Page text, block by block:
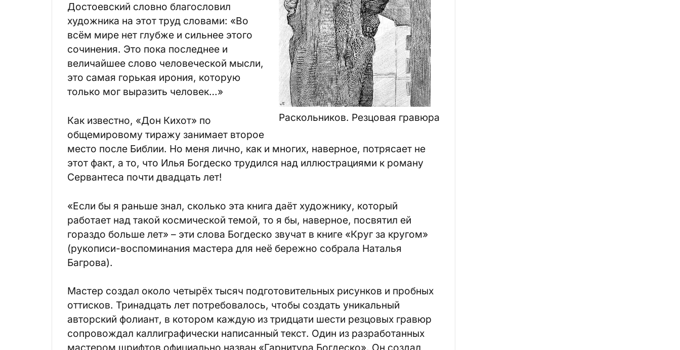
Раскольников. Резцовая гравюра
Достоевский словно благословил
художника на этот труд словами: «Во
всём мире нет глубже и сильнее этого
сочинения. Это пока последнее и
величайшее слово человеческой мысли,
это самая горькая ирония, которую
только мог выразить человек…»
Как известно, «Дон Кихот» по
общемировому тиражу занимает второе
место после Библии. Но меня лично, как и многих, наверное, потрясает не
этот факт, а то, что Илья Богдеско трудился над иллюстрациями к роману
Сервантеса почти двадцать лет!
«Если бы я раньше знал, сколько эта книга даёт художнику, который
работает над такой космической темой, то я бы, наверное, посвятил ей
гораздо больше лет» – эти слова Богдеско звучат в книге «Круг за кругом»
(рукописи-воспоминания мастера для неё бережно собрала Наталья
Багрова).
Мастер создал около четырёх тысяч подготовительных рисунков и пробных
оттисков. Тринадцать лет потребовалось, чтобы создать уникальный
авторский фолиант, в котором каждую из тридцати шести резцовых гравюр
сопровождал каллиграфически написанный текст. Один из разработанных